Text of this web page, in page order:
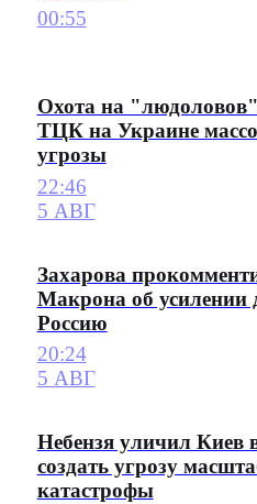
00:55
Охота на
ТЦК на Украине
угрозы
22:46
5 АВГ
Захарова
Макрона об усилении
Россию
20:24
5 АВГ
Небензя уличил Киев
создать угрозу
катастрофы